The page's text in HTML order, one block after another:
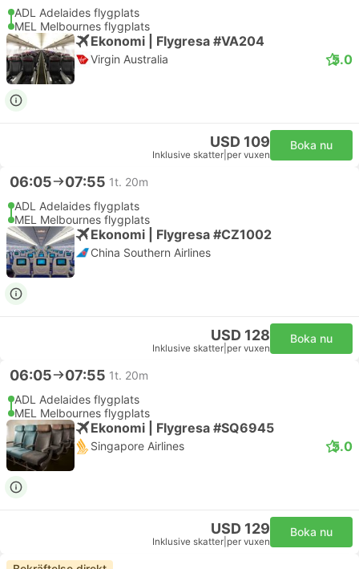
ADL Adelaides flygplats
MEL Melbournes flygplats
Ekonomi | Flygresa #VA204
Virgin Australia 5.0
USD 109
Inklusive skatter per vuxen
Boka nu
06:05 07:55 1t. 20m
ADL Adelaides flygplats
MEL Melbournes flygplats
Ekonomi | Flygresa #CZ1002
China Southern Airlines
USD 128
Inklusive skatter per vuxen
Boka nu
06:05 07:55 1t. 20m
ADL Adelaides flygplats
MEL Melbournes flygplats
Ekonomi | Flygresa #SQ6945
Singapore Airlines 5.0
USD 129
Inklusive skatter per vuxen
Boka nu